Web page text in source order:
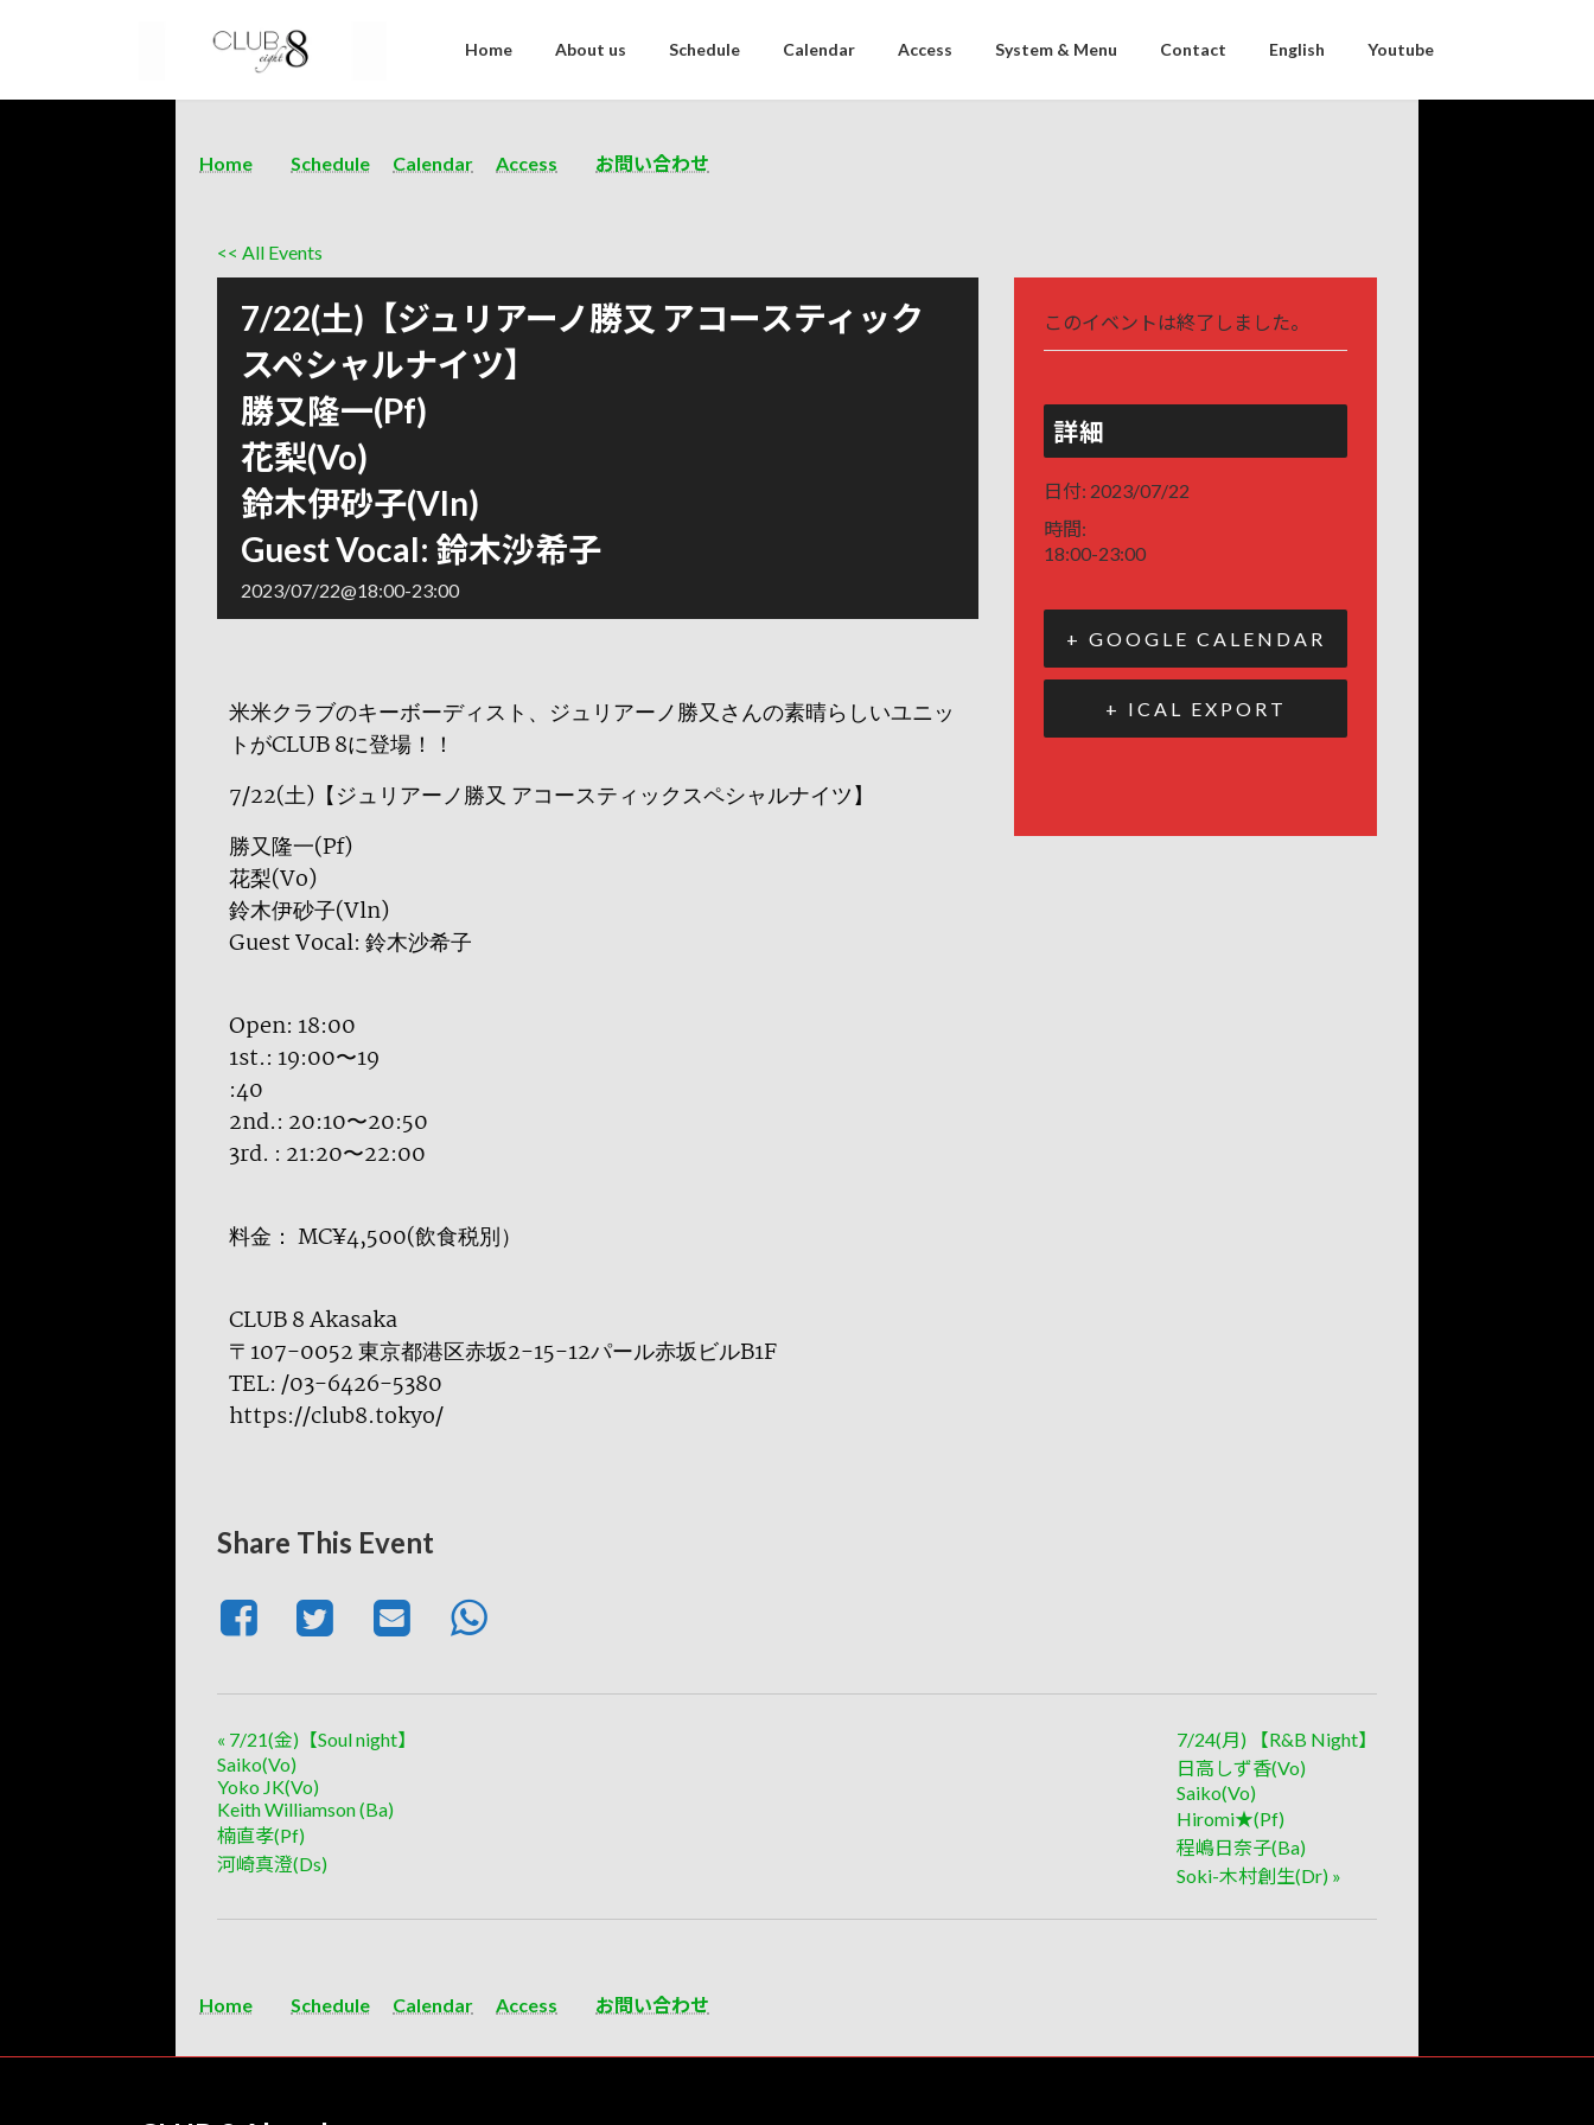
Home About us Schedule Calendar Access System & Menu Contact English Youtube
Home Schedule Calendar Access お問い合わせ
<< All Events
7/22(土)【ジュリアーノ勝又 アコースティック
スペシャルナイツ】
勝又隆一(Pf)
花梨(Vo)
鈴木伊砂子(Vln)
Guest Vocal: 鈴木沙希子
2023/07/22@18:00-23:00
米米クラブのキーボーディスト、ジュリアーノ勝又さんの素晴らしいユニッ
トがCLUB 8に登場！！
7/22(土)【ジュリアーノ勝又 アコースティックスペシャルナイツ】
勝又隆一(Pf)
花梨(Vo)
鈴木伊砂子(Vln)
Guest Vocal: 鈴木沙希子
Open: 18:00
1st.: 19:00〜19
:40
2nd.: 20:10〜20:50
3rd. : 21:20〜22:00
料金： MC¥4,500(飲食税別）
CLUB 8 Akasaka
〒107-0052 東京都港区赤坂2-15-12パール赤坂ビルB1F
TEL: /03-6426-5380
https://club8.tokyo/
Share This Event
このイベントは終了しました。
詳細
日付: 2023/07/22
時間:
18:00-23:00
+ GOOGLE CALENDAR
+ ICAL EXPORT
« 7/21(金)【Soul night】
Saiko(Vo)
Yoko JK(Vo)
Keith Williamson (Ba)
楠直孝(Pf)
河崎真澄(Ds)
7/24(月) 【R&B Night】
日高しず香(Vo)
Saiko(Vo)
Hiromi★(Pf)
程嶋日奈子(Ba)
Soki-木村創生(Dr) »
Home Schedule Calendar Access お問い合わせ